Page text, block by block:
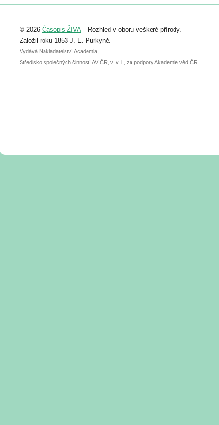
Registrovat se můžete do 6. září.
abstraktu přihlášené přednášky nebo
posteru je už 30. června.
© 2026 Časopis ŽIVA– Rozhled v oboru veškeré přírody.
Založil roku 1853 J. E. Purkyně.
Vydává Nakladatelství Academia,
Středisko společných činností AV ČR, v. v. i., za podpory Akademie věd ČR.